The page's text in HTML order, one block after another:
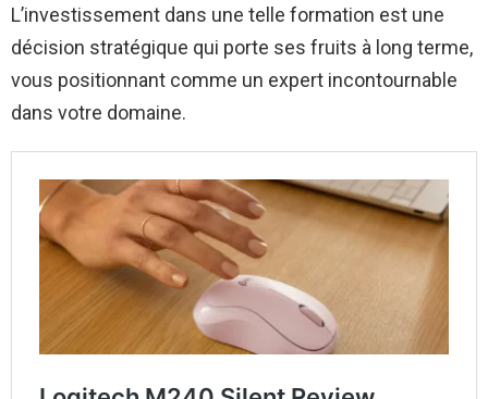
L’investissement dans une telle formation est une
décision stratégique qui porte ses fruits à long terme,
vous positionnant comme un expert incontournable
dans votre domaine.